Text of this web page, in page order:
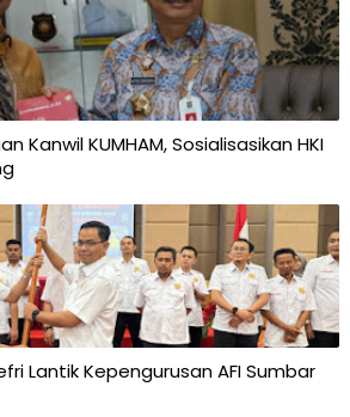
Kanwil KUMHAM, Sosialisasikan HKI
Lantik Kepengurusan AFI Sumbar